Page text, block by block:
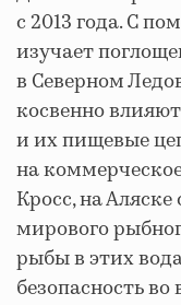
с 2013 года. С
изучает
в Северном
косвенно
и их пищевые
на
Кросс, на
мирового
рыбы в этих
безопасность